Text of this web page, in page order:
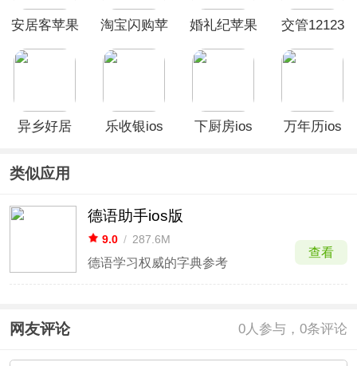
安居客苹果
淘宝闪购苹
婚礼纪苹果
交管12123
异乡好居
乐收银ios
下厨房ios
万年历ios
类似应用
德语助手ios版
9.0 / 287.6M
德语学习权威的字典参考
查看
网友评论 0人参与，0条评论